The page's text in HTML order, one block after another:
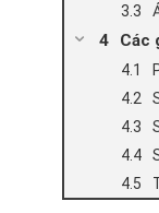
Các